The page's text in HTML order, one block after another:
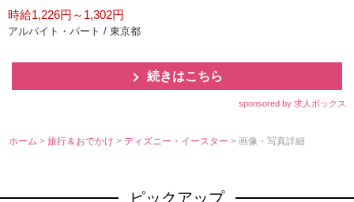
時給1,226円～1,302円
アルバイト・パート / 東京都
続きはこちら
sponsored by 求人ボックス
ホーム >旅行＆おでかけ>ディズニー・イースター> 画像・写真詳細
ピックアップ